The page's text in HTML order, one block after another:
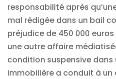
responsabilité après
mal rédigée dans un bail
préjudice de 450 000
une autre affaire
condition suspensive
immobilière a conduit à